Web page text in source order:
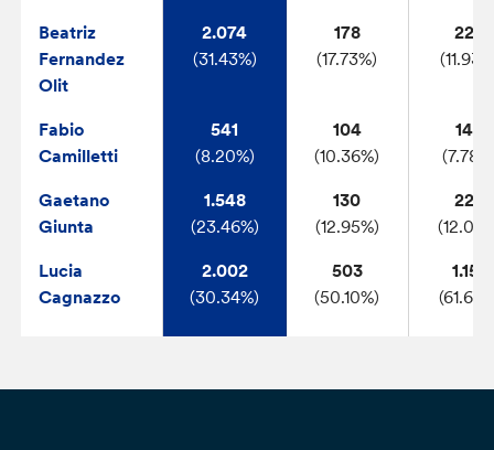
Beatriz
Fernandez
Olit
2.074
(31.43%)
178
(17.73%)
224
Fabio
Camilletti
541
(8.20%)
104
(10.36%)
146
Gaetano
Giunta
1.548
(23.46%)
130
(12.95%)
226
Lucia
Cagnazzo
2.002
(30.34%)
503
(50.10%)
1.158